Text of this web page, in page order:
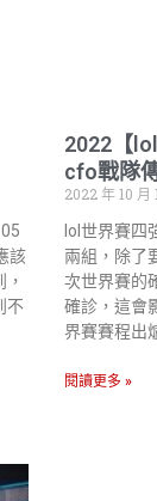
該
不
2022【
cfo戰隊
2022 年 10 月
lol世界賽四
兩組，除了
次世界賽的
確診，這會
界賽賽程出
閱讀更多 »